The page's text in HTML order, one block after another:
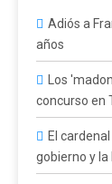
Adiós a
años
Los
concurso en
El
gobierno y la